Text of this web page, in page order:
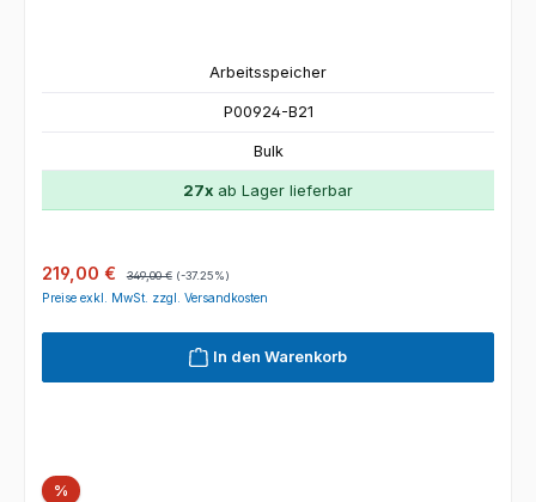
Arbeitsspeicher
P00924-B21
Bulk
27x ab Lager lieferbar
Verkaufspreis:
219,00 € 349,00 € (-37.25%)
Preise exkl. MwSt. zzgl. Versandkosten
In den Warenkorb
%Rabatt